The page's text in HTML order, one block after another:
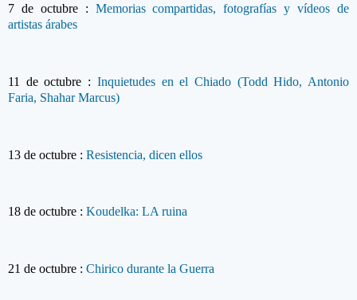
7 de octubre : Memorias compartidas, fotografías y vídeos de
artistas árabes
11 de octubre : Inquietudes en el Chiado (Todd Hido, Antonio
Faria, Shahar Marcus)
13 de octubre : Resistencia, dicen ellos
18 de octubre : Koudelka: LA ruina
21 de octubre : Chirico durante la Guerra